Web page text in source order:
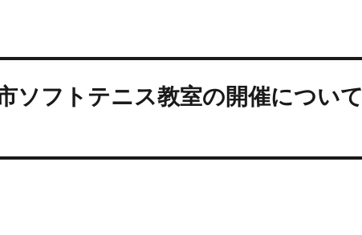
ソフトテニス教室の開催について